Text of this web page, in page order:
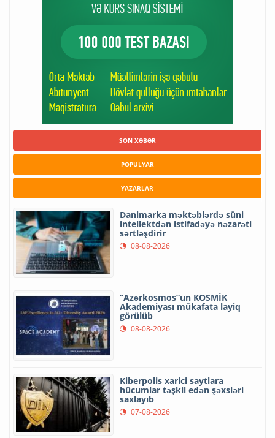
SON XƏBƏR
POPULYAR
YAZARLAR
Danimarka məktəblərdə süni
intellektdən istifadəyə nəzarəti
sərtləşdirir
08-08-2026
“Azərkosmos”un KOSMİK
Akademiyası mükafata layiq
görülüb
08-08-2026
Kiberpolis xarici saytlara
hücumlar təşkil edən şəxsləri
saxlayıb
07-08-2026